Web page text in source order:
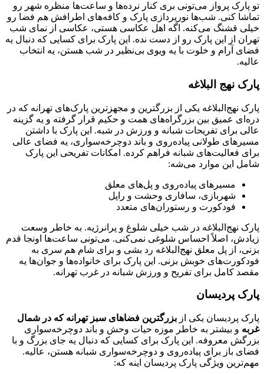
تو پارک پرواز می‌تونی بری کنار نرده‌ها و ساعت‌ها منظره شهر رو
تماشا کنی. شب‌ها نورپردازی پارک و کافه‌های اطرافش هم فضا رو
خیلی قشنگ می‌کنه. اگه اهل عکاسی هستی، عکاسی از نمای شب
تهران از این پارک رو از دست نده. این پارک برای کسایی که دنبال یه
فضای آرام و خلوت با یه ویوی بی‌نظیر در شب هستن، یه انتخاب
عالیه.
پارک نهج‌ البلاغه
پارک نهج‌البلاغه یکی از بزرگترین و مجهزترین پارک‌های تهرانه که در
دره‌ای عمیق بین بزرگراه‌های همت و حکیم قرار گرفته و یه گزینه
عالی برای تفریحات شبانه و ورزش در شبه. این پارک با داشتن
مسیرهای طولانی پیاده‌روی و باند دوچرخه‌سواری، یه فضای عالی
برای فعالیت‌های شبانه فراهم کرده. امکانات تفریحی این پارک
شامل این موارد می‌شه:
مسیرهای پیاده‌روی و پل‌های معلق
شهربازی، سافاری وحشت و راپل
فودکورت و رستوران‌های متعدد
پارک نهج‌البلاغه در شب خیلی شلوغ و پرانرژیه. به خاطر وسعت
زیادش، اصلاً احساس شلوغی نمی‌کنی. می‌تونی ساعت‌ها اونجا قدم
بزنی، از پل معلق نهج‌البلاغه رد بشی و برای شام هم سری به
فودکورت‌های خوبش بزنی. این پارک برای خانواده‌ها و جوان‌ها یه
مقصد کامل برای تفریح و ورزش شبانه در غرب تهرانه.
پارک پردیسان
پارک پردیسان یکی از بزرگترین فضاهای سبز تهرانه که در شمال
غربه و بیشتر به خاطر موزه حیات وحش و باند دوچرخه‌سواری
بزرگش معروفه. این پارک برای کسایی که دنبال یه جای بزرگ و با
فضای باز برای پیاده‌روی و دوچرخه‌سواری شبانه هستن، عالیه.
مهم‌ترین ویژگی پارک پردیسان اینه که: